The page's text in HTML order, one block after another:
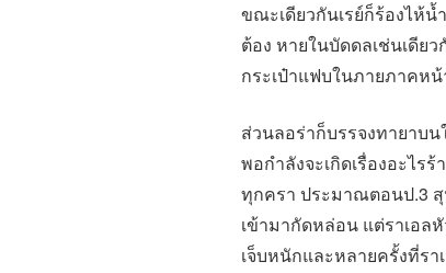
ขณะเดียวกันเรย์ก็ร้องไห้น้
ต้อง หายในบัดดลเช่นเดีย
กระเป๋าแฟบในภายภาคหน้
ส่วนลอร่าก็บรรจงทายาบ
พอกำลังจะเกิดเรื่องอะไร
ทุกครา ประมาณตอนป.3 สุ
เข้ามากัดหล่อน แต่ราเอล
เจ็บหนักและหลายครั้งที่รา